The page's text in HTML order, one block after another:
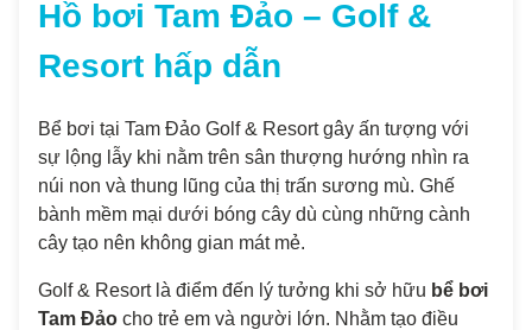
Hồ bơi Tam Đảo – Golf &
Resort hấp dẫn
Bể bơi tại Tam Đảo Golf & Resort gây ấn tượng với
sự lộng lẫy khi nằm trên sân thượng hướng nhìn ra
núi non và thung lũng của thị trấn sương mù. Ghế
bành mềm mại dưới bóng cây dù cùng những cành
cây tạo nên không gian mát mẻ.
Golf & Resort là điểm đến lý tưởng khi sở hữu bể bơi
Tam Đảo cho trẻ em và người lớn. Nhằm tạo điều